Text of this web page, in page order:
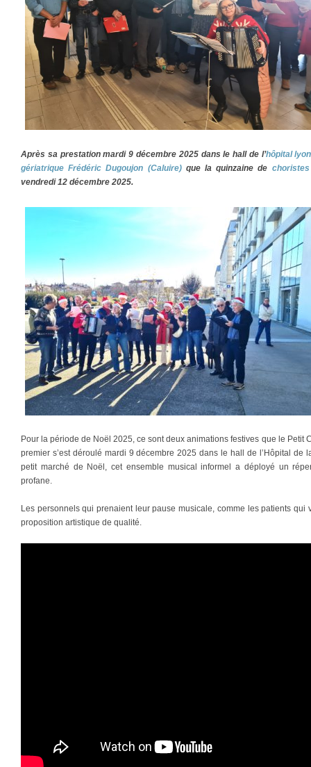
Après sa prestation mardi 9 décembre 2025 dans le hall de l’hôpital
gériatrique Frédéric Dugoujon (Caluire)que la quinzaine de
vendredi 12 décembre 2025.
Pour la période de Noël 2025, ce sont deux animations festives que le Petit
premier s’est déroulé mardi 9 décembre 2025 dans le hall de l’Hôpital de
petit marché de Noël, cet ensemble musical informel a déployé un
profane.
Les personnels qui prenaient leur pause musicale, comme les patients qui
proposition artistique de qualité.